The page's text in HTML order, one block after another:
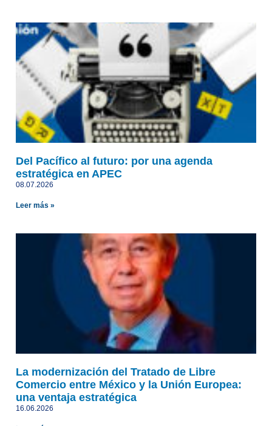
Del Pacífico al futuro: por una agenda
estratégica en APEC
08.07.2026
Leer más »
La modernización del Tratado de Libre
Comercio entre México y la Unión Europea:
una ventaja estratégica
16.06.2026